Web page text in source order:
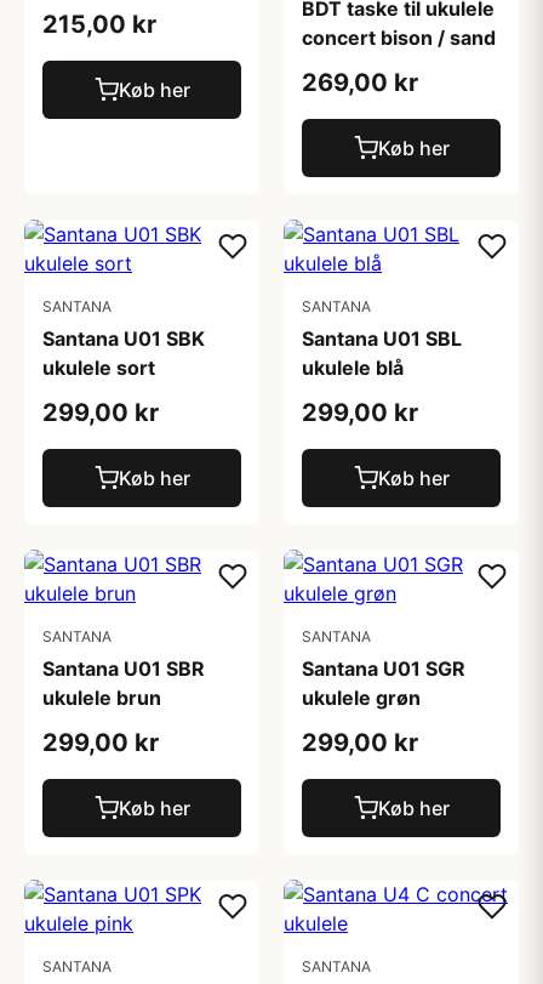
215,00 kr
Køb her
BDT taske til ukulele
concert bison / sand
269,00 kr
Køb her
SANTANA
Santana U01 SBK
ukulele sort
299,00 kr
Køb her
SANTANA
Santana U01 SBL
ukulele blå
299,00 kr
Køb her
SANTANA
Santana U01 SBR
ukulele brun
299,00 kr
Køb her
SANTANA
Santana U01 SGR
ukulele grøn
299,00 kr
Køb her
SANTANA SANTANA